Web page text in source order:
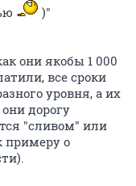
)"
они якобы 1 000
все сроки
уровня, а их
дорогу
"сливом" или
примеру о